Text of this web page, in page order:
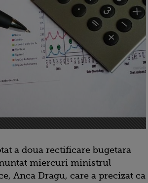
a doua rectificare bugetara
miercuri ministrul
Anca Dragu, care a precizat ca